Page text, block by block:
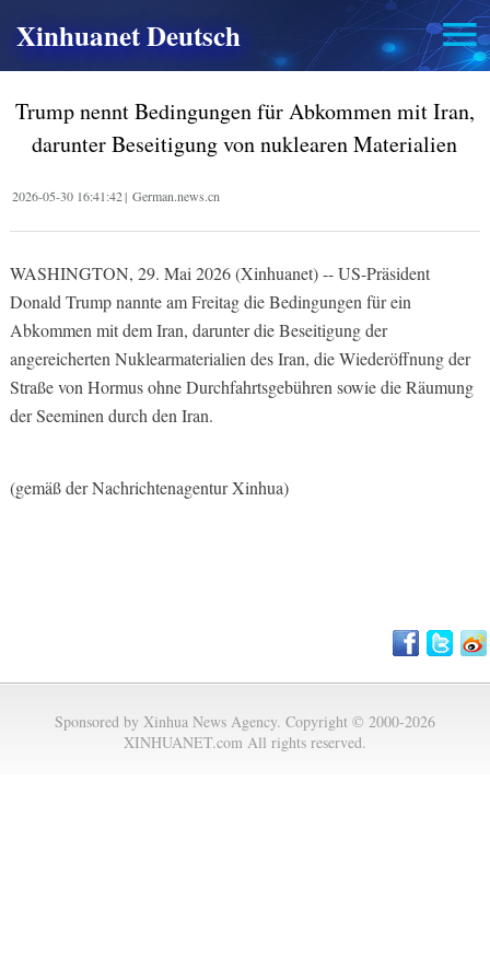
Xinhuanet Deutsch
Trump nennt Bedingungen für Abkommen mit Iran,
darunter Beseitigung von nuklearen Materialien
2026-05-30 16:41:42| German.news.cn
WASHINGTON, 29. Mai 2026 (Xinhuanet) -- US-Präsident
Donald Trump nannte am Freitag die Bedingungen für ein
Abkommen mit dem Iran, darunter die Beseitigung der
angereicherten Nuklearmaterialien des Iran, die Wiederöffnung der
Straße von Hormus ohne Durchfahrtsgebühren sowie die Räumung
der Seeminen durch den Iran.
(gemäß der Nachrichtenagentur Xinhua)
Sponsored by Xinhua News Agency. Copyright © 2000-2026
XINHUANET.com All rights reserved.